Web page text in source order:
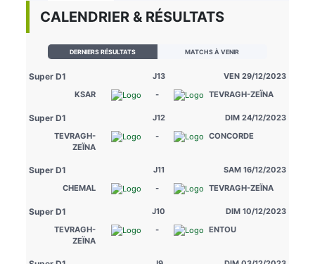
CALENDRIER & RÉSULTATS
DERNIERS RÉSULTATS MATCHS À VENIR
Super D1 J13
VEN 29/12/2023
KSAR
- TEVRAGH-ZEÏNA
Super D1 J12
DIM 24/12/2023
TEVRAGH-
ZEÏNA
- CONCORDE
Super D1 J11
SAM 16/12/2023
CHEMAL
- TEVRAGH-ZEÏNA
Super D1 J10
DIM 10/12/2023
TEVRAGH-
ZEÏNA
- ENTOU